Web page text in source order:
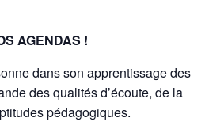
AGENDAS !
dans son apprentissage des
des qualités d’écoute, de la
pédagogiques.